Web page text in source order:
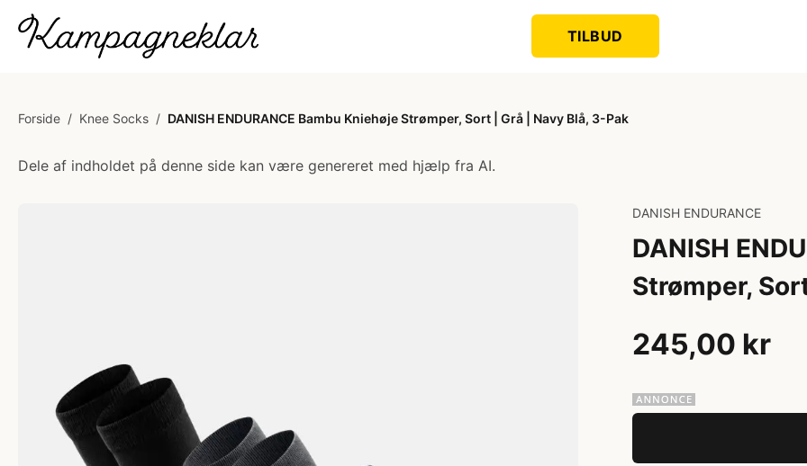
TILBUD
Forside / Knee Socks / DANISH ENDURANCE Bambu Kniehøje Strømper, Sort | Grå | Navy Blå, 3-Pak
Dele af indholdet på denne side kan være genereret med hjælp fra AI.
DANISH ENDURANCE
DANISH
Strømper,
245,00 kr